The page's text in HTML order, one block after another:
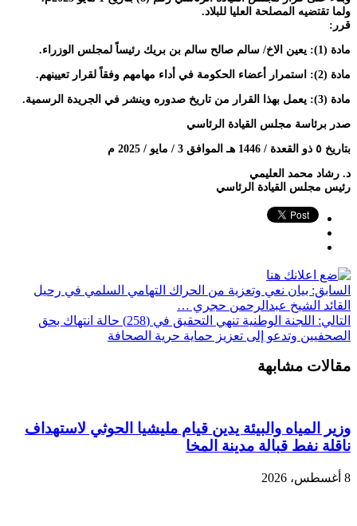
ولما تقتضيه المصلحة العليا للبلاد.
قرر:
مادة (1): يعين الاخ/ سالم صالح سالم بن بريك رئيساً لمجلس الوزراء.
مادة (2): استمرار أعضاء الحكومة في أداء مهامهم وفقاً لقرار تعيينهم.
مادة (3): يعمل بهذا القرار من تاريخ صدوره وينشر في الجريدة الرسمية.
صدر برئاسة مجلس القيادة الرئاسي
بتاريخ ٥ ذو القعدة / 1446 هـ الموافق 3 / مايو / 2025 م
د. رشاد محمد العليمي
رئيس مجلس القيادة الرئاسي
السابق: بيان نعي وتعزية من الحراك التهامي السلمي في رحيل
القائد الشيخ عبدالرحمن حجري …
التالي:
اللجنة الوطنية تنهي التحقيق في (258) حالة انتهاك بحق
الصحفيين وتدعو إلى تعزيز حماية حرية الصحافة
مقالات مشابهة
وزير المياه والبيئة يدين قيام مليشيا الحوثي لاستهداف
ناقلة نفط قبالة مدينة المخا
8 أغسطس، 2026